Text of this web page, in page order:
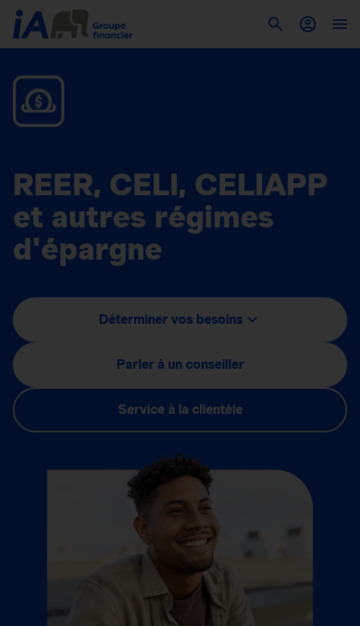
REER, CELI, CELIAPP
et autres régimes
d'épargne
Déterminer vos besoins
Parler à un conseiller
Service à la clientèle